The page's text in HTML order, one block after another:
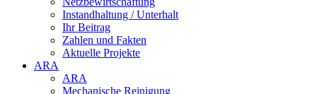
Instandhaltung / Unterhalt
Ihr Beitrag
Zahlen und Fakten
Aktuelle Projekte
ARA
ARA
Mechanische Reinigung